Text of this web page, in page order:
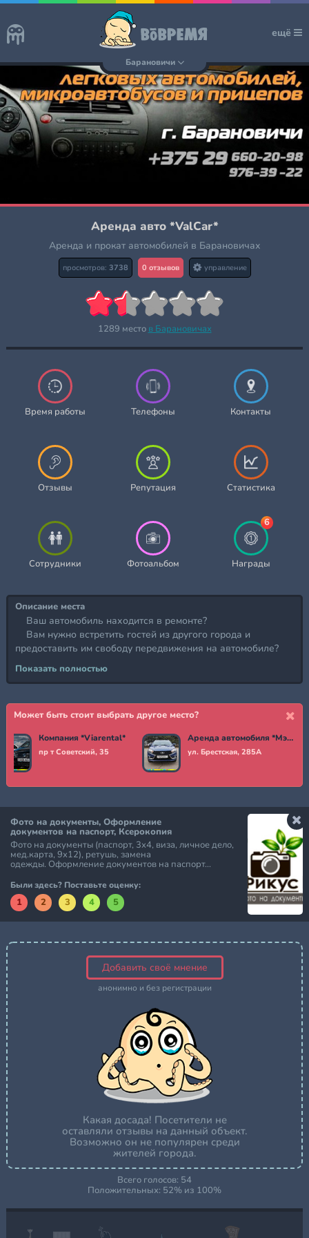
ещё
Барановичи
Аренда авто *ValCar*
Аренда и прокат автомобилей в Барановичах
просмотров: 3738 0 отзывов управление
1289 место в Барановичах
Время работы Телефоны Контакты
Отзывы Репутация Статистика
Сотрудники Фотоальбом
6
Награды
Описание места
Ваш автомобиль находится в ремонте?
Вам нужно встретить гостей из другого города и
предоставить им свободу передвижения на автомобиле?
Ваша работа связана с постоянными разъездами?
автомобиля ,но вам он очень нужен?
Мы решим вам эту проблему, предложив вам услугу по
прокату и аренде автомобиля.
Показать полностью
Может быть стоит выбрать другое место?
Компания *Viarental*
пр т Советский, 35
Аренда автомобиля *Мэйси*
ул. Брестская, 285А
Фото на документы, Оформление
документов на паспорт, Ксерокопия
Фото на документы (паспорт, 3х4, виза, личное дело,
мед.карта, 9х12), ретушь, замена
одежды. Оформление документов на паспорт...
Были здесь? Поставьте оценку:
1 2 3 4 5
Добавить своё мнение
анонимно и без регистрации
Какая досада! Посетители не
оставляли отзывы на данный объект.
Возможно он не популярен среди
жителей города.
Всего голосов: 54
Положительных: 52% из 100%